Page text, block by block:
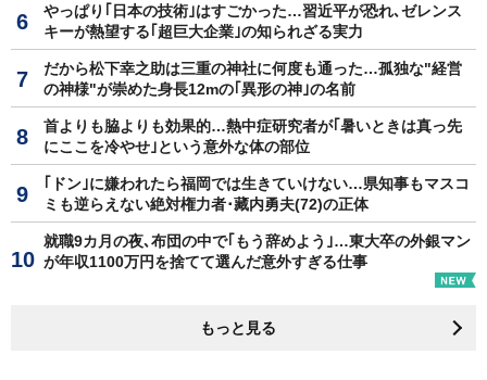
やっぱり｢日本の技術｣はすごかった…習近平が恐れ､ゼレンス
キーが熱望する｢超巨大企業｣の知られざる実力
だから松下幸之助は三重の神社に何度も通った…孤独な"経営
の神様"が崇めた身長12mの｢異形の神｣の名前
首よりも脇よりも効果的…熱中症研究者が｢暑いときは真っ先
にここを冷やせ｣という意外な体の部位
｢ドン｣に嫌われたら福岡では生きていけない…県知事もマスコ
ミも逆らえない絶対権力者･藏内勇夫(72)の正体
就職9カ月の夜､布団の中で｢もう辞めよう｣…東大卒の外銀マン
が年収1100万円を捨てて選んだ意外すぎる仕事
もっと見る